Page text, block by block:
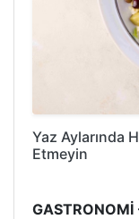
Yaz Aylarında
Etmeyin